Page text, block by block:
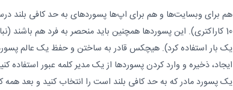
هم برای وبسایت‌ها و هم برای اپ‌ها پسوردهای به حد کافی بلند
10 کاراکتری). این پسوردها همچنین باید منحصر به فرد هم باشند
یک بار استفاده کرد). هیچکس قادر به ساختن و حفظ یک عالم
ایجاد، ذخیره و وارد کردن پسوردها از یک مدیر کلمه عبور استفاده
یک پسورد مادر که به حد کافی بلند است را انتخاب کنید و بعد همه